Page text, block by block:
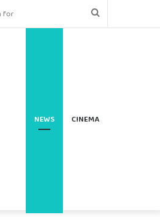
Search
NEWS CINEMA